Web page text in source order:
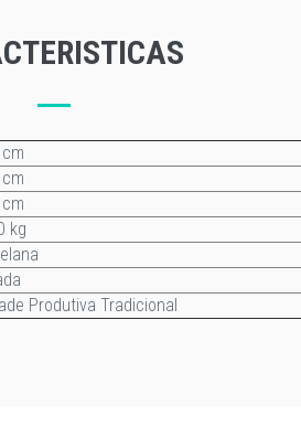
kg
Produtiva Tradicional